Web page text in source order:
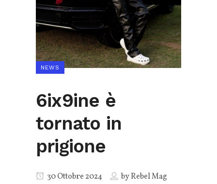
NEWS
6ix9ine è
tornato in
prigione
30 Ottobre 2024 byRebel Mag